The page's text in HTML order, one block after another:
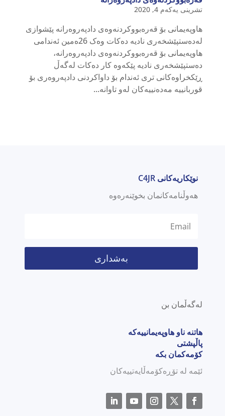
تشرینی یەکەم 4, 2020
هاوپەیمانی بۆ قەرەبووکردنەوەی دادپەروەرانە پێشوازی
لەدەستپێشخەری نادیە دەکات وەک 26ەمین ئەندامی
هاوپەیمانی بۆ قەرەبووکردنەوەی دادپەروەرانە،
دەستپێشخەری نادیە پێکەوە کار دەکات لەگەڵ
ڕێکخراوەکانی تری ئەندام بۆ داواکردنی دادپەروەری بۆ
قوربانییە مەدەنییەکان لەو تاوانە...
نوێکاریەکانی C4JR
هەوڵنامەکانمان بخوێنەرەوە
بەشداری
لەگەڵمان بن
هاتنە ناو هاوپەیمانییەکە
پاڵپشتی
کۆمەکمان بکە
ئێمە لە تۆڕەکۆمەڵایەتییەکان